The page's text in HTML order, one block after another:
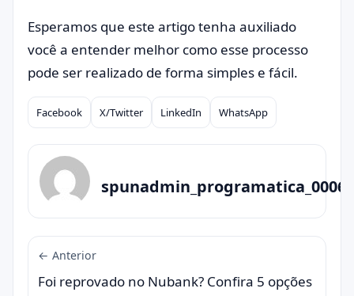
Esperamos que este artigo tenha auxiliado
você a entender melhor como esse processo
pode ser realizado de forma simples e fácil.
Compartilhar
Facebook X/Twitter LinkedIn WhatsApp
spunadmin_programatica_0006
← Anterior
Foi reprovado no Nubank? Confira 5 opções